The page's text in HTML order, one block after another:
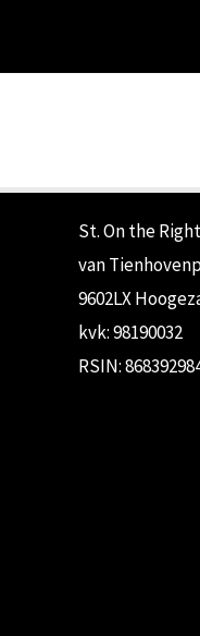
St. On the
van
9602LX
kvk: 98190032
RSIN: